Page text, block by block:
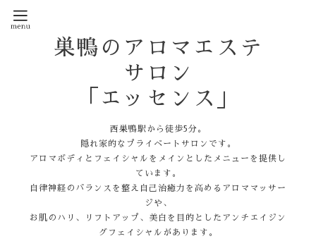
巣鴨のアロマエステ
サロン
「エッセンス」
西巣鴨駅から徒歩5分。
隠れ家的なプライベートサロンです。
アロマボディとフェイシャルをメインとしたメニューを提供し
ています。
自律神経のバランスを整え自己治癒力を高めるアロママッサー
ジや、
お肌のハリ、リフトアップ、美白を目的としたアンチエイジン
グフェイシャルがあります。